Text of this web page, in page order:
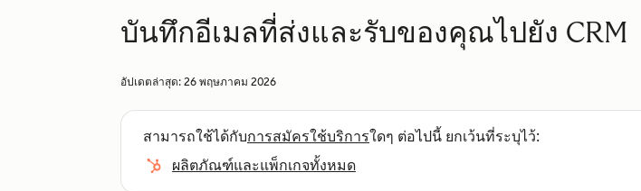
บันทึกอีเมลที่ส่งและรับของคุณไปยัง CRM
อัปเดตล่าสุด: 26 พฤษภาคม 2026
สามารถใช้ได้กับการสมัครใช้บริการใดๆ ต่อไปนี้ ยกเว้นที่ระบุไว้:
ผลิตภัณฑ์และแพ็กเกจทั้งหมด